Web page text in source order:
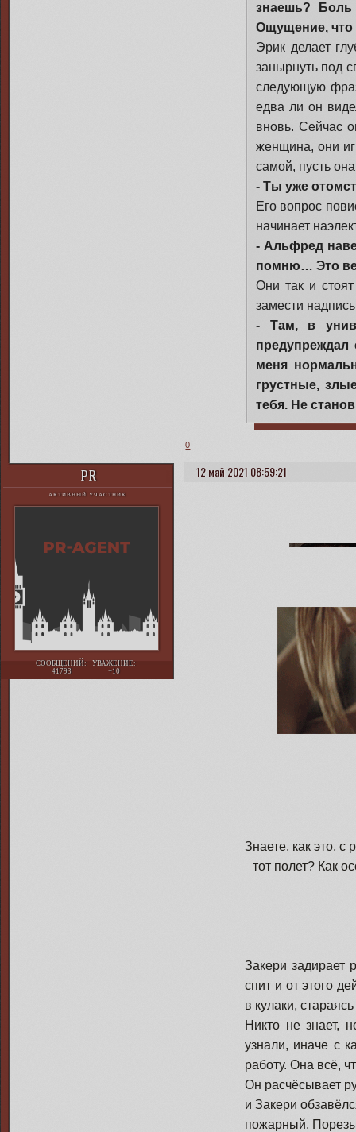
знаешь?
Ощущение, что
Эрик делает
занырнуть под
следующую
едва ли он
вновь. Сейчас
женщина, они
самой, пусть
- Ты уже
Его вопрос
начинает
- Альфред
помню… Это
Они так и
замести
- Там, в
предупреждал
меня
грустные,
тебя. Не
0
12 май 2021 08:59:21
PR
АКТИВНЫЙ УЧАСТНИК
СООБЩЕНИЙ:
41793
УВАЖЕНИЕ:
+10
Знаете, как это, с
тот полет? Как
Закери задирает
спит и от этого
в кулаки,
Никто не знает,
узнали, иначе с
работу. Она всё,
Он расчёсывает
и Закери
пожарный.